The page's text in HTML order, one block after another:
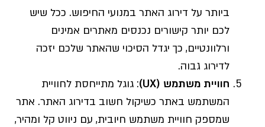
ביותר על דירוג האתר במנועי החיפוש. ככל שיש
לכם יותר קישורים נכנסים מאתרים אמינים
ורלוונטיים, כך יגדל הסיכוי שהאתר שלכם יזכה
לדירוג גבוה.
חוויית משתמש (UX)
: גוגל מתייחסת לחוויית
המשתמש באתר כשיקול חשוב בדירוג האתר. אתר
שמספק חוויית משתמש חיובית, עם ניווט קל ומהיר,